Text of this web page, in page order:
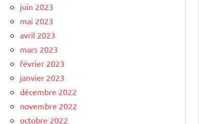
juin 2023
mai 2023
avril 2023
mars 2023
février 2023
janvier 2023
décembre 2022
novembre 2022
octobre 2022